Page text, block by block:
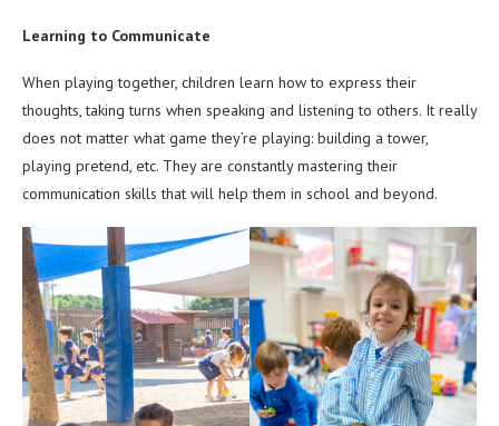
Learning to Communicate
When playing together, children learn how to express their
thoughts, taking turns when speaking and listening to others. It really
does not matter what game they’re playing: building a tower,
playing pretend, etc. They are constantly mastering their
communication skills that will help them in school and beyond.